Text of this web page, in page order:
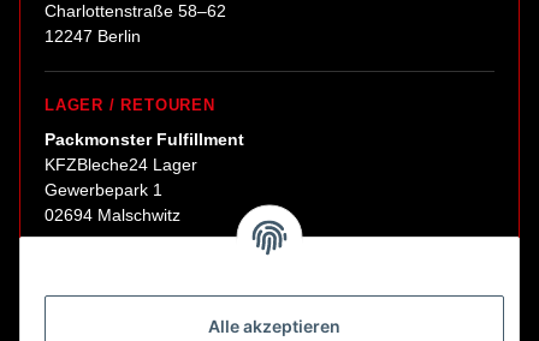
Alle akzeptieren
Charlottenstraße 58–62
12247 Berlin
LAGER / RETOUREN
Packmonster Fulfillment
KFZBleche24 Lager
Gewerbepark 1
02694 Malschwitz
Abholungen nur nach Terminvereinbarung.